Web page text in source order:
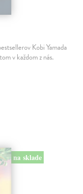
Kobi Yamada
v každom z nás.
na sklade